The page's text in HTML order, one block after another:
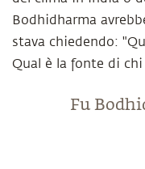
Bodhidharma
stava chiedendo:
Qual è la fonte di
Fu